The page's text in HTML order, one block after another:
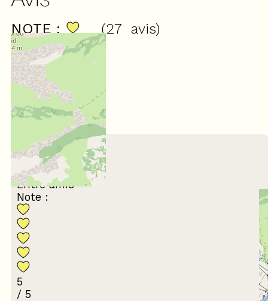
NOTE :
4,63
/ 5
(27 avis)
Février 2026
Corinne
55 à 64 ans
Entre amis
Note :
5
/ 5